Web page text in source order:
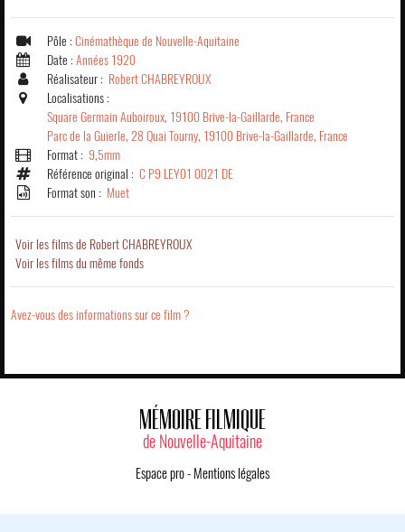
Pôle : Cinémathèque de Nouvelle-Aquitaine
Date : Années 1920
Réalisateur : Robert CHABREYROUX
Localisations :
Square Germain Auboiroux, 19100 Brive-la-Gaillarde, France
Parc de la Guierle, 28 Quai Tourny, 19100 Brive-la-Gaillarde, France
Format : 9,5mm
Référence original : C P9 LEY01 0021 DE
Format son : Muet
Voir les films de Robert CHABREYROUX
Voir les films du même fonds
Avez-vous des informations sur ce film ?
MÉMOIRE FILMIQUE
de Nouvelle-Aquitaine
Espace pro- Mentions légales